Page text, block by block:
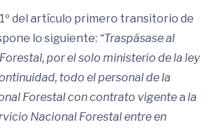
del artículo primero transitorio de
lo siguiente: “Traspásase al
por el solo ministerio de la ley
todo el personal de la
Forestal con contrato vigentea la
Nacional Forestal entre en